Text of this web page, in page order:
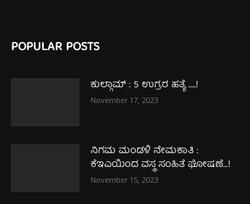
POPULAR POSTS
ಕುಲ್ಗಾಮ್‌ : 5 ಉಗ್ರರ ಹತ್ಯೆ …..!
November 17, 2023
ನಿಗಮ ಮಂಡಳಿ ನೇಮಕಾತಿ :
ಕೆಇಎಯಿಂದ ವಸ್ತ್ರ ಸಂಹಿತೆ ಘೋಷಣೆ…!
November 15, 2023